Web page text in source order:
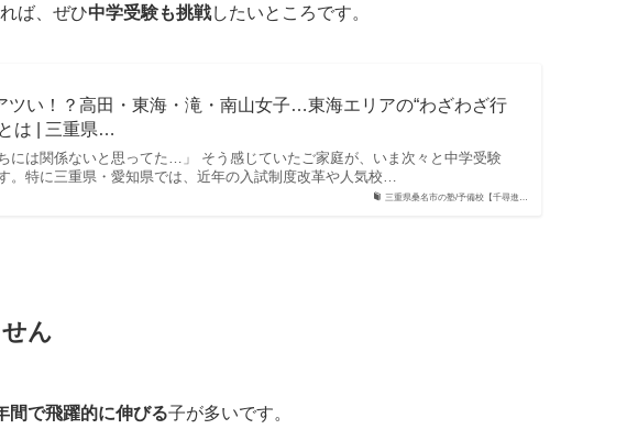
ば、ぜひ中学受験も挑戦したいところです。
三重県桑名市の塾/予備校【千尋進…
ツい！？高田・東海・滝・南山女子…東海エリアの“わざわざ行
は | 三重県…
には関係ないと思ってた…」 そう感じていたご家庭が、いま次々と中学受験
。特に三重県・愛知県では、近年の入試制度改革や人気校…
ん
間で飛躍的に伸びる子が多いです。